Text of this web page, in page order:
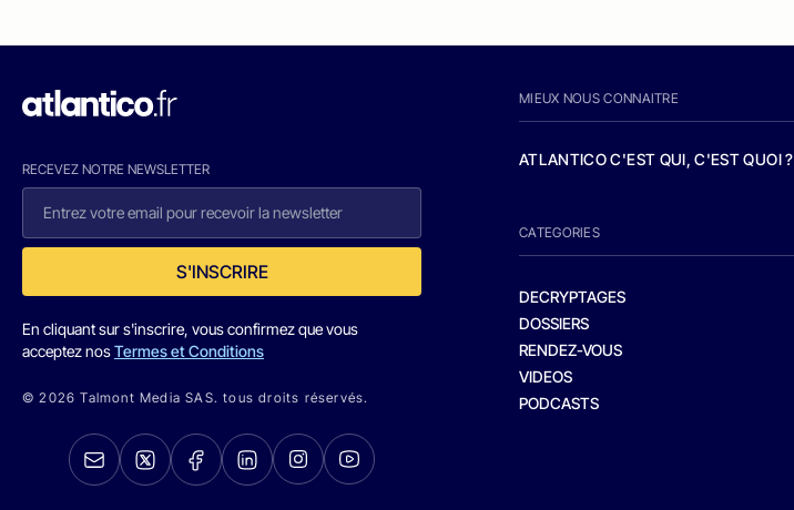
RECEVEZ NOTRE NEWSLETTER
S'INSCRIRE
En cliquant sur s'inscrire, vous confirmez que vous
acceptez nosTermes et Conditions
© 2026 Talmont Media SAS. tous droits réservés.
MIEUX NOUS CONNAITRE
ATLANTICO C'EST QUI, C'EST QUOI ?
CATEGORIES
DECRYPTAGES
DOSSIERS
RENDEZ-VOUS
VIDEOS
PODCASTS